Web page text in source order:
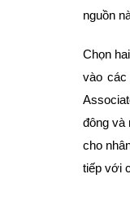
nguồn
Chọn
vào các
đông và
cho
tiếp với